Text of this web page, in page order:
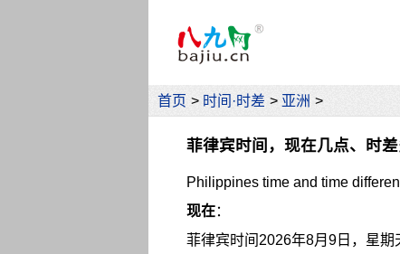
首页 > 时间·时差 > 亚洲 >
菲律宾时间，现在几点、时
Philippines time and time
现在：
菲律宾时间 2026年8月9日，星期